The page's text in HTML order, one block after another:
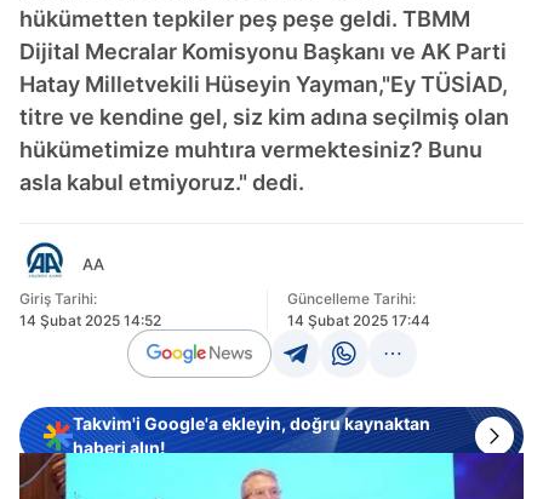
hükümetten tepkiler peş peşe geldi. TBMM
Dijital Mecralar Komisyonu Başkanı ve AK Parti
Hatay Milletvekili Hüseyin Yayman,"Ey TÜSİAD,
titre ve kendine gel, siz kim adına seçilmiş olan
hükümetimize muhtıra vermektesiniz? Bunu
asla kabul etmiyoruz." dedi.
AA
Giriş Tarihi:
14 Şubat 2025 14:52
Güncelleme Tarihi:
14 Şubat 2025 17:44
Takvim'i Google'a ekleyin, doğru kaynaktan
haberi alın!